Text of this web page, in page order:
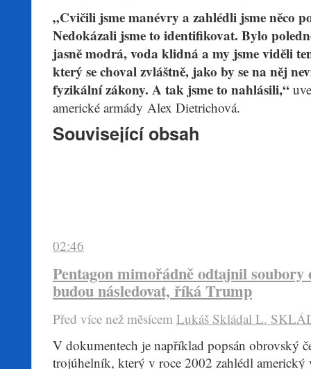
„Cvičili jsme manévry a zahlédli jsme něco
Nedokázali jsme to identifikovat. Bylo
jasně modrá, voda klidná a my jsme viděli
který se choval zvláštně, jako by se na něj
fyzikální zákony. A tak jsme to nahlásili,“
americké armády Alex Dietrichová.
Související obsah
02:46
Pentagon mimořádně odtajnil soubory
budou následovat, říká Trump
Před více než mĕsícem Lukáš Skládal L.
​V dokumentech je například popsán obrovský
trojúhelník, který v roce 2002 zahlédl americký